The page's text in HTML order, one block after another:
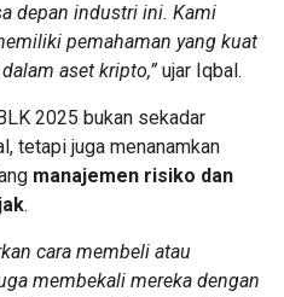
depan industri ini. Kami
pemahaman yang kuat
aset kripto,” ujar Iqbal.
2025 bukan sekadar
tetapi juga menanamkan
manajemen risiko dan
.
cara membeli atau
membekali mereka dengan